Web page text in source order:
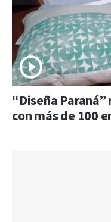
“Diseña
con más de 100